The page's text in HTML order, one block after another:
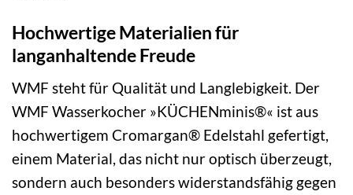
Hochwertige Materialien für
langanhaltende Freude
WMF steht für Qualität und Langlebigkeit. Der
WMF Wasserkocher »KÜCHENminis®« ist aus
hochwertigem Cromargan® Edelstahl gefertigt,
einem Material, das nicht nur optisch überzeugt,
sondern auch besonders widerstandsfähig gegen